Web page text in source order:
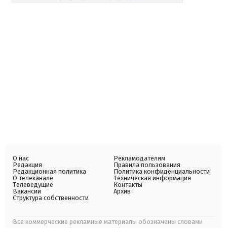
О нас
Редакция
Редакционная политика
О телеканале
Телеведущие
Вакансии
Структура собственности
Рекламодателям
Правила пользования
Политика конфиденциальности
Техническая информация
Контакты
Архив
Все коммерческие рекламные материалы обозначены словами